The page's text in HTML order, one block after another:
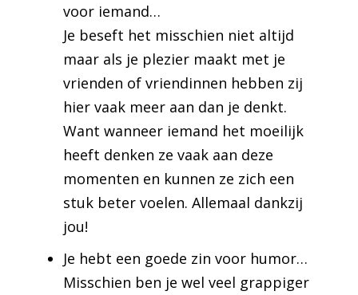
voor iemand…
Je beseft het misschien niet altijd
maar als je plezier maakt met je
vrienden of vriendinnen hebben zij
hier vaak meer aan dan je denkt.
Want wanneer iemand het moeilijk
heeft denken ze vaak aan deze
momenten en kunnen ze zich een
stuk beter voelen. Allemaal dankzij
jou!
Je hebt een goede zin voor humor…
Misschien ben je wel veel grappiger